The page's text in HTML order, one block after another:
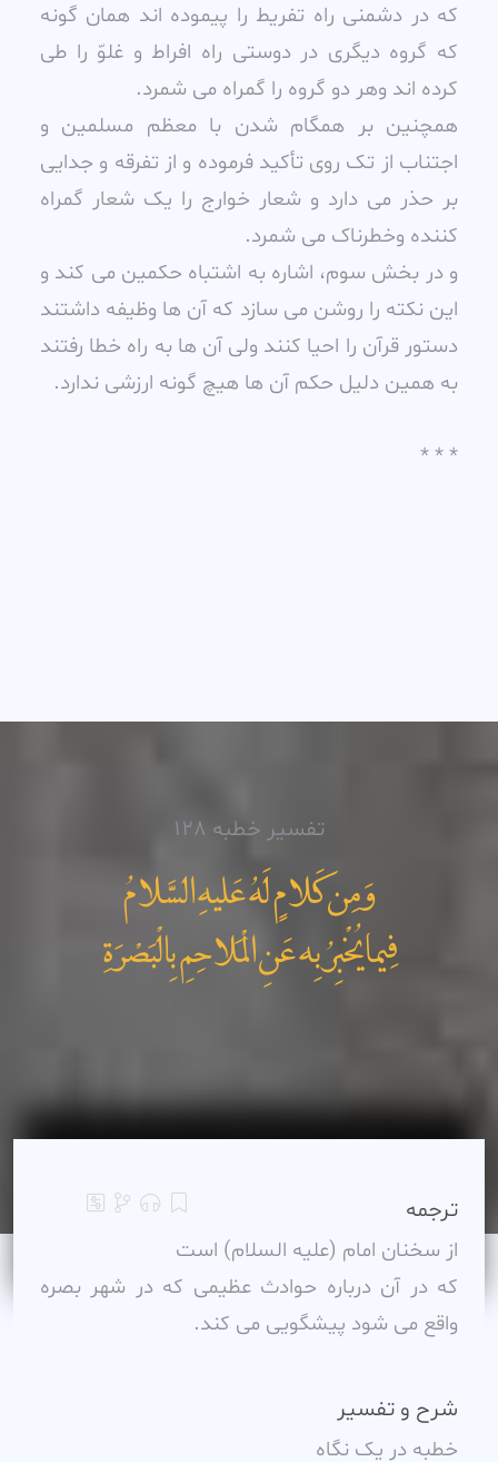
که در دشمنى راه تفريط را پيموده اند همان گونه
که گروه ديگرى در دوستى راه افراط و غلوّ را طى
کرده اند وهر دو گروه را گمراه مى شمرد.
همچنين بر همگام شدن با معظم مسلمين و
اجتناب از تک روى تأکيد فرموده و از تفرقه و جدايى
بر حذر مى دارد و شعار خوارج را يک شعار گمراه
کننده وخطرناک مى شمرد.
و در بخش سوم، اشاره به اشتباه حکمين مى کند و
اين نکته را روشن مى سازد که آن ها وظيفه داشتند
دستور قرآن را احيا کنند ولى آن ها به راه خطا رفتند
به همين دليل حکم آن ها هيچ گونه ارزشى ندارد.
* * *
تفسیر خطبه 128
وَمِن کَلامٍ لَهُ عَليهِ السَّلامُ
فِيما يُخْبِرُ بِه عَنِ الْمَلاحِمِ بِالْبَصْرَةِ
ترجمه
از سخنان امام (عليه السلام) است
که در آن درباره حوادث عظيمى که در شهر بصره
واقع مى شود پيشگويى مى کند.
شرح و تفسیر
خطبه در يک نگاه